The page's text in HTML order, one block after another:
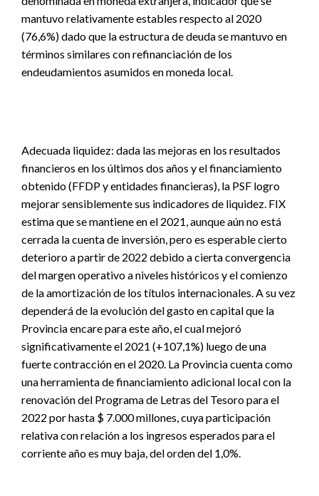
mantuvo relativamente estables respecto al 2020
(76,6%) dado que la estructura de deuda se mantuvo en
términos similares con refinanciación de los
endeudamientos asumidos en moneda local.
Adecuada liquidez: dada las mejoras en los resultados
financieros en los últimos dos años y el financiamiento
obtenido (FFDP y entidades financieras), la PSF logro
mejorar sensiblemente sus indicadores de liquidez. FIX
estima que se mantiene en el 2021, aunque aún no está
cerrada la cuenta de inversión, pero es esperable cierto
deterioro a partir de 2022 debido a cierta convergencia
del margen operativo a niveles históricos y el comienzo
de la amortización de los títulos internacionales. A su vez
dependerá de la evolución del gasto en capital que la
Provincia encare para este año, el cual mejoró
significativamente el 2021 (+107,1%) luego de una
fuerte contracción en el 2020. La Provincia cuenta como
una herramienta de financiamiento adicional local con la
renovación del Programa de Letras del Tesoro para el
2022 por hasta $ 7.000 millones, cuya participación
relativa con relación a los ingresos esperados para el
corriente año es muy baja, del orden del 1,0%.